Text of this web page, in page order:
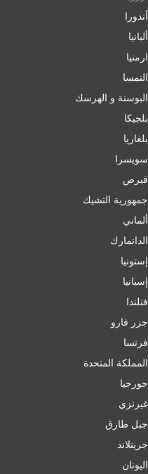
أندورا
ألبانيا
ارمنیا
النمسا
البوسنة و الهرسك
بلجيكا
بلغاریا
سويسرا
قبرص
جمهورية التشيك
ألماني
الدانمارك
إستونيا
إسبانيا
فنلندا
جزر فارو
فرنسا
المملكة المتحدة
جورجيا
غيرنزي
جبل طارق
جرينلاند
اليونان